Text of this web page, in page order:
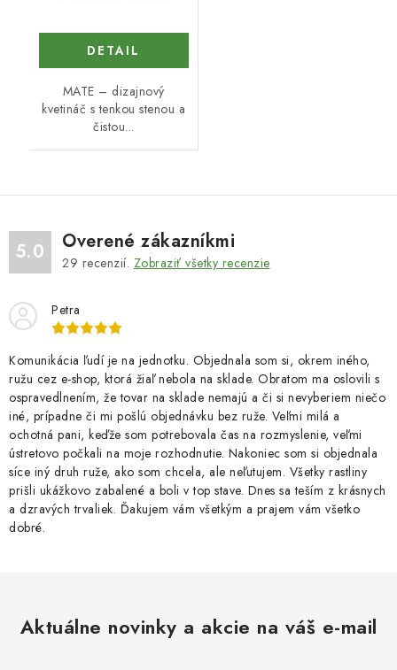
DETAIL
MATE – dizajnový
kvetináč s tenkou stenou a
čistou...
5.0 Overené zákazníkmi
29 recenzií. Zobraziť všetky recenzie
Petra
Komunikácia ľudí je na jednotku. Objednala som si, okrem iného,
ružu cez e-shop, ktorá žiaľ nebola na sklade. Obratom ma oslovili s
ospravedlnením, že tovar na sklade nemajú a či si nevyberiem niečo
iné, prípadne či mi pošlú objednávku bez ruže. Veľmi milá a
ochotná pani, keďže som potrebovala čas na rozmyslenie, veľmi
ústretovo počkali na moje rozhodnutie. Nakoniec som si objednala
síce iný druh ruže, ako som chcela, ale neľutujem. Všetky rastliny
prišli ukážkovo zabalené a boli v top stave. Dnes sa teším z krásnych
a dzravých trvaliek. Ďakujem vám všetkým a prajem vám všetko
dobré.
Aktuálne novinky a akcie na váš e-mail